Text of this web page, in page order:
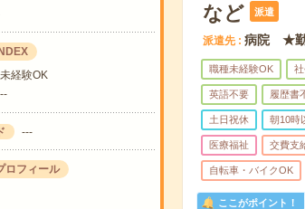
経験OK
---
ロフィール
など
派遣
派遣先 病院 ★勤
職種未経験OK
英語不要 履歴書
土日祝休 朝10時
医療福祉 交費支
自転車・バイクOK
ここがポイント！